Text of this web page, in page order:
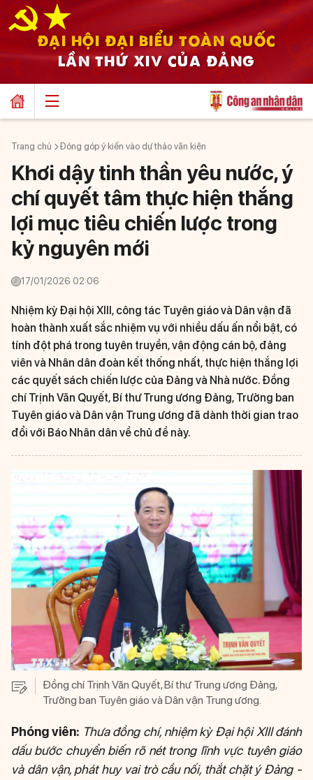
ĐẠI HỘI ĐẠI BIỂU TOÀN QUỐC
LẦN THỨ XIV CỦA ĐẢNG
Trang chủ Đóng góp ý kiến vào dự thảo văn kiện
Khơi dậy tinh thần yêu nước, ý
chí quyết tâm thực hiện thắng
lợi mục tiêu chiến lược trong
kỷ nguyên mới
17/01/2026 02:06
Nhiệm kỳ Đại hội XIII, công tác Tuyên giáo và Dân vận đã
hoàn thành xuất sắc nhiệm vụ với nhiều dấu ấn nổi bật, có
tính đột phá trong tuyên truyền, vận động cán bộ, đảng
viên và Nhân dân đoàn kết thống nhất, thực hiện thắng lợi
các quyết sách chiến lược của Đảng và Nhà nước. Đồng
chí Trịnh Văn Quyết, Bí thư Trung ương Đảng, Trưởng ban
Tuyên giáo và Dân vận Trung ương đã dành thời gian trao
đổi với Báo Nhân dân về chủ đề này.
Đồng chí Trịnh Văn Quyết, Bí thư Trung ương Đảng,
Trưởng ban Tuyên giáo và Dân vận Trung ương.
Phóng viên: Thưa đồng chí, nhiệm kỳ Đại hội XIII đánh
dấu bước chuyển biến rõ nét trong lĩnh vực tuyên giáo
và dân vận, phát huy vai trò cầu nối, thắt chặt ý Đảng -